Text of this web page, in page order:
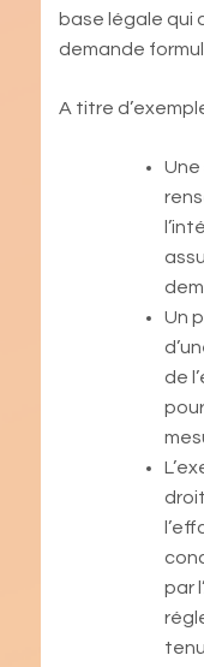
base légale qui
demande
A titre
Une
Un
de
par